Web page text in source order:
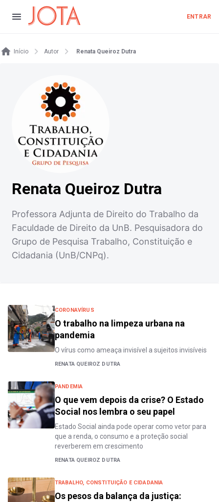
ENTRAR
Início Autor Renata Queiroz Dutra
Renata Queiroz Dutra
Professora Adjunta de Direito do Trabalho da
Faculdade de Direito da UnB. Pesquisadora do
Grupo de Pesquisa Trabalho, Constituição e
Cidadania (UnB/CNPq).
CORONAVÍRUS
O trabalho na limpeza urbana na
pandemia
O vírus como ameaça invisível a sujeitos invisíveis
RENATA QUEIROZ DUTRA
PANDEMIA
O que vem depois da crise? O Estado
Social nos lembra o seu papel
Estado Social ainda pode operar como vetor para
que a renda, o consumo e a proteção social
reverberem em crescimento
RENATA QUEIROZ DUTRA
TRABALHO, CONSTITUIÇÃO E CIDADANIA
Os pesos da balança da justiça: